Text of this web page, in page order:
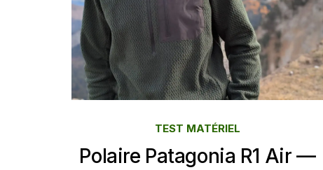
Polaire Patagonia R1 Air —
TEST MATÉRIEL